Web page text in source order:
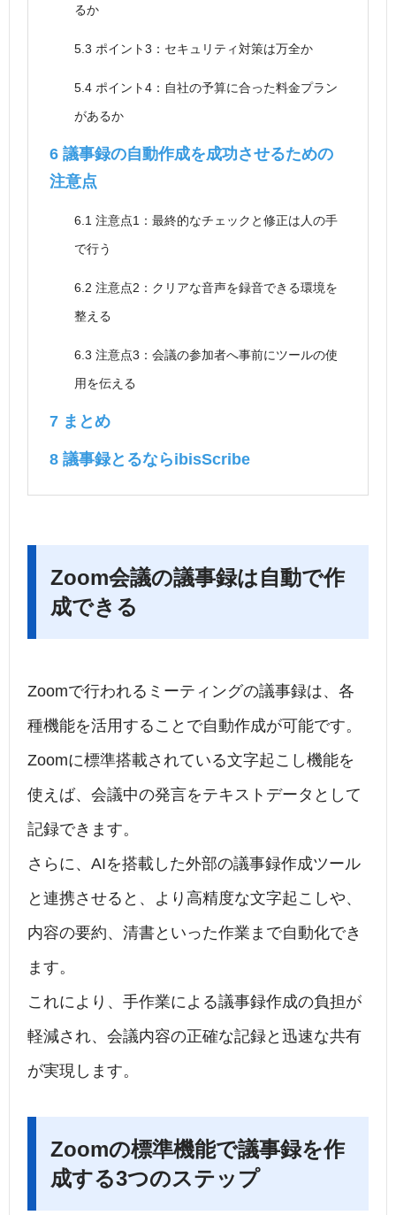
るか
5.3 ポイント3：セキュリティ対策は万全か
5.4 ポイント4：自社の予算に合った料金プラン
があるか
6 議事録の自動作成を成功させるための
注意点
6.1 注意点1：最終的なチェックと修正は人の手
で行う
6.2 注意点2：クリアな音声を録音できる環境を
整える
6.3 注意点3：会議の参加者へ事前にツールの使
用を伝える
7 まとめ
8 議事録とるならibisScribe
Zoom会議の議事録は自動で作
成できる
Zoomで行われるミーティングの議事録は、各
種機能を活用することで自動作成が可能です。
Zoomに標準搭載されている文字起こし機能を
使えば、会議中の発言をテキストデータとして
記録できます。
さらに、AIを搭載した外部の議事録作成ツール
と連携させると、より高精度な文字起こしや、
内容の要約、清書といった作業まで自動化でき
ます。
これにより、手作業による議事録作成の負担が
軽減され、会議内容の正確な記録と迅速な共有
が実現します。
Zoomの標準機能で議事録を作
成する3つのステップ